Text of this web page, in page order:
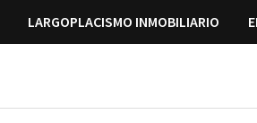
LARGOPLACISMO INMOBILIARIO